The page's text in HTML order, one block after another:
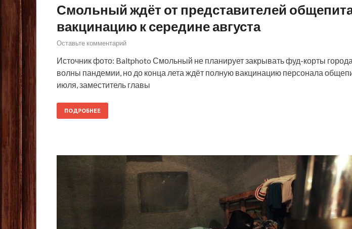
Смольный ждёт от представителей
вакцинацию к середине августа
Оставьте комментарий
Источник фото: Baltphoto Смольный не планирует закрывать фуд-корты
волны пандемии, но до конца лета ждёт полную вакцинацию персонала
июля, заместитель главы
ПОДРОБНЕЕ